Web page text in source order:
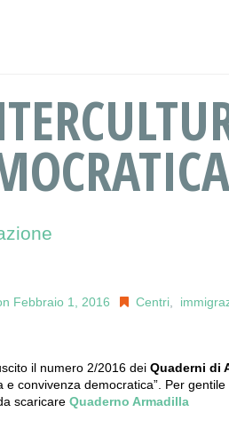
Febbraio 1, 2016 Centri
il numero 2/2016 dei Quaderni di
e convivenza democratica”. Per
scaricare Quaderno Armadilla